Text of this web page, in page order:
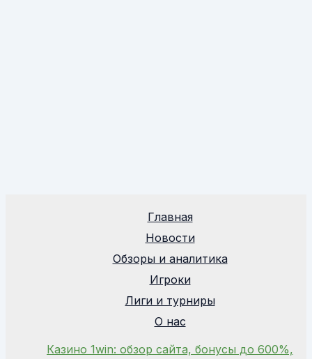
Главная
Новости
Обзоры и аналитика
Игроки
Лиги и турниры
О нас
Казино 1win: обзор сайта, бонусы до 600%,